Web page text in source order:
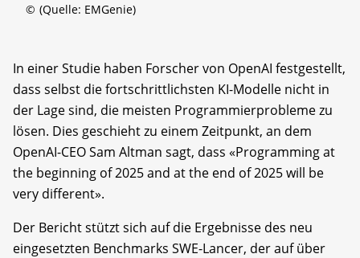
© (Quelle: EMGenie)
In einer Studie haben Forscher von OpenAI festgestellt,
dass selbst die fortschrittlichsten KI-Modelle nicht in
der Lage sind, die meisten Programmierprobleme zu
lösen. Dies geschieht zu einem Zeitpunkt, an dem
OpenAI-CEO Sam Altman sagt, dass «Programming at
the beginning of 2025 and at the end of 2025 will be
very different».
Der Bericht stützt sich auf die Ergebnisse des neu
eingesetzten Benchmarks SWE-Lancer, der auf über